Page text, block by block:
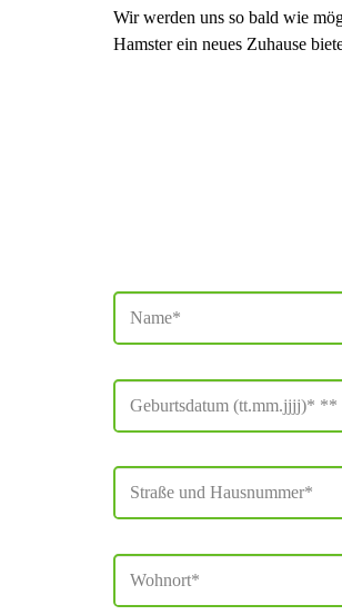
Wir werden uns so bald wie
Hamster ein neues Zuhause